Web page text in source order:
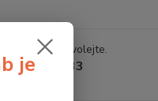
si rady? Zavolejte.
je